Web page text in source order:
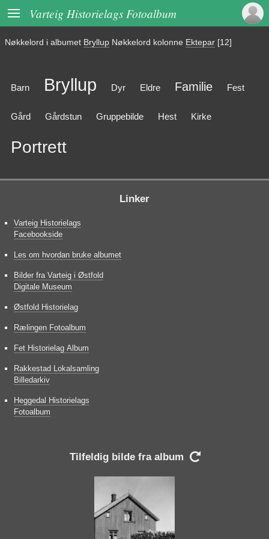
 Varteig Historielags Fotoalbum
Nøkkelord i albumet Bryllup Nøkkelord kolonne Ektepar [12]
Barn Bryllup Dyr Eldre Familie Fest
Gård Gårdstun Gruppebilde Hest Kirke
Portrett
Linker
Varteig Historielags
Facebookside
Les om hvordan bruke albumet
Bilder fra Varteig i Østfold
Digitale Museum
Østfold Historielag
Rælingen Fotoalbum
Fet Historielag Album
Rakkestad Lokalsamling
Billedarkiv
Heggedal Historielags
Fotoalbum
Tilfeldig bilde fra album 